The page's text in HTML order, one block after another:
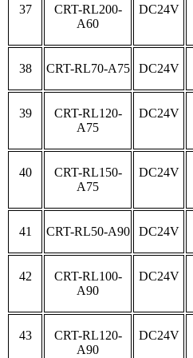
37
CRT-RL200-
A60
DC24V
38 CRT-RL70-A75 DC24V
39
CRT-RL120-
A75
DC24V
40
CRT-RL150-
A75
DC24V
41 CRT-RL50-A90 DC24V
42
CRT-RL100-
A90
DC24V
43
CRT-RL120-
A90
DC24V